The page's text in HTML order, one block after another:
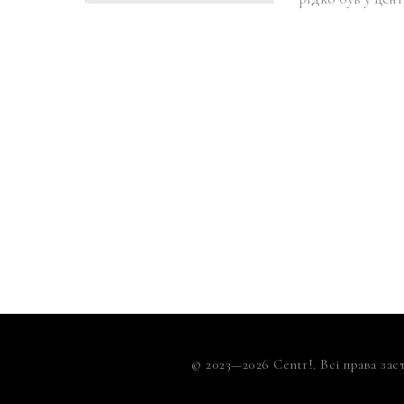
© 2023—2026 Centr!. Всі права